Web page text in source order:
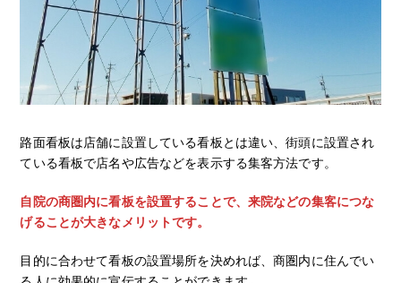
路面看板は店舗に設置している看板とは違い、街頭に設置され
ている看板で店名や広告などを表示する集客方法です。
自院の商圏内に看板を設置することで、来院などの集客につな
げることが大きなメリットです。
目的に合わせて看板の設置場所を決めれば、商圏内に住んでい